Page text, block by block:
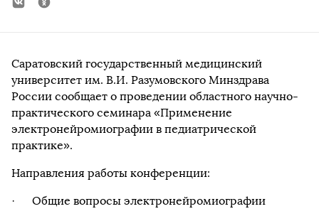
Саратовский государственный медицинский
университет им. В.И. Разумовского Минздрава
России сообщает о проведении областного научно-
практического семинара «Применение
электронейромиографии в педиатрической
практике».
Направления работы конференции:
· Общие вопросы электронейромиографии